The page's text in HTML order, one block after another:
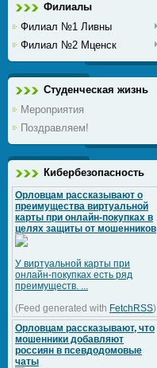
Филиалы
Филиал №1 Ливны
Филиал №2 Мценск
Студенческая жизнь
Мероприятия
Поздравляем!
Кибербезопасность
Орловцам рассказывают о
преимущества виртуальной
карты при онлайн-покупках в
целях защиты от мошенников
У виртуальной карты при
онлайн-покупках есть ряд
преимуществ. ...
(Feed generated with FetchRSS)
Орловцам рассказывают, что
мошенники добавляют
россиян в псевдодомовые
чаты